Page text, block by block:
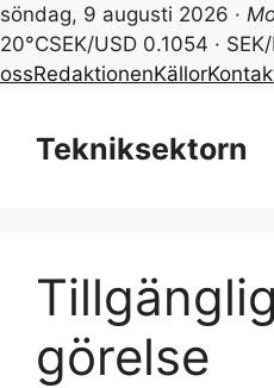
söndag, 9 augusti 2026 ·
20°CSEK/USD 0.1054 ·
ossRedaktionenKällor
innehållTekniksektorn
görelse